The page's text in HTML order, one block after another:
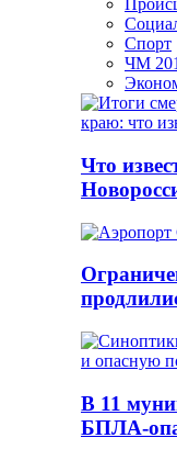
Спорт
ЧМ
Что
В 11
БПЛА-